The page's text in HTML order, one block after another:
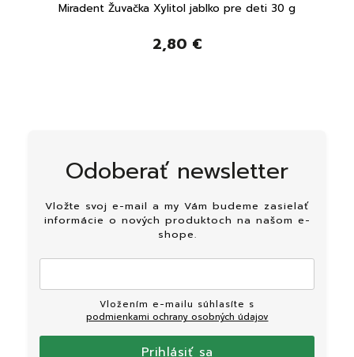
Miradent Žuvačka Xylitol jablko pre deti 30 g
2,80 €
Odoberať newsletter
Vložte svoj e-mail a my Vám budeme zasielať
informácie o nových produktoch na našom e-
shope.
podmienkami ochrany osobných údajov
Prihlásiť sa